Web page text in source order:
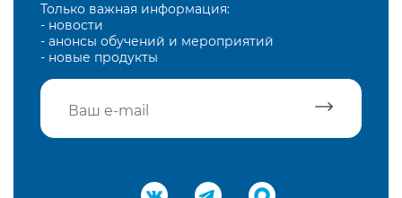
Только важная информация:
- новости
- анонсы обучений и мероприятий
- новые продукты